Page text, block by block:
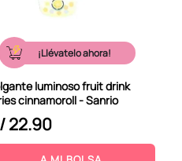
¡Llévatelo ahora!
luminoso fruit drink
cinnamoroll - Sanrio
22.90